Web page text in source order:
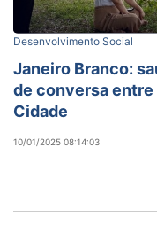
Desenvolvimento Social
Janeiro Branco:
de conversa entre
Cidade
10/01/2025 08:14:03